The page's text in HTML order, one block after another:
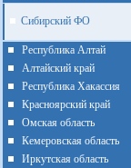
Сибирский ФО
Республика Алтай
Алтайcкий край
Республика Хакассия
Красноярский край
Омская область
Кемеровская область
Иркутская область